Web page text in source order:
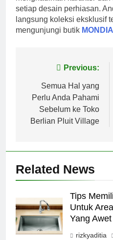
setiap desain perhiasan.
langsung koleksi eksklusif
mengunjungi butik
navigation
Previous:
Semua Hal yang
Perlu Anda Pahami
Sebelum ke Toko
Berlian Pluit Village
Related News
Tips
Untuk
Yang Awet
rizkyaditia